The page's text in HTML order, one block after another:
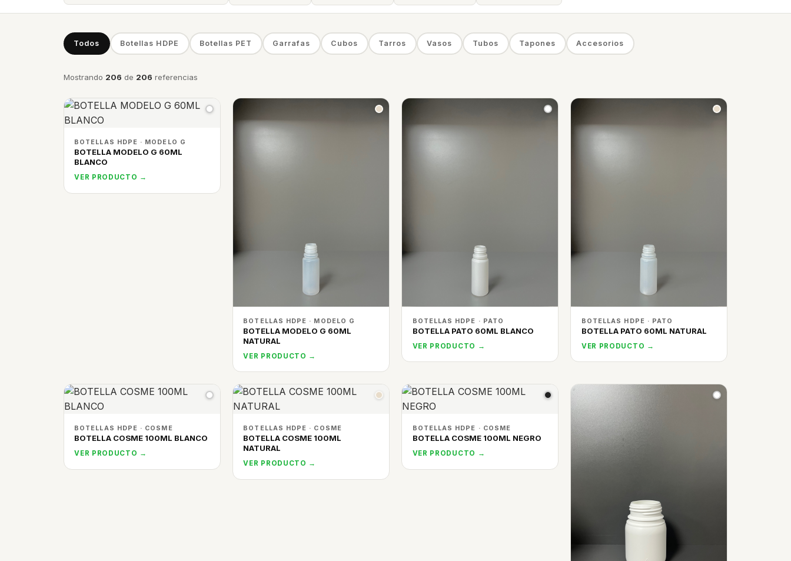
Todos Botellas HDPE Botellas PET Garrafas Cubos Tarros Vasos Tubos Tapones Accesorios
Mostrando 206 de 206 referencias
BOTELLAS HDPE · MODELO G
BOTELLA MODELO G 60ML
BLANCO
VER PRODUCTO →
BOTELLAS HDPE · MODELO G
BOTELLA MODELO G 60ML
NATURAL
VER PRODUCTO →
BOTELLAS HDPE · PATO
BOTELLA PATO 60ML BLANCO
VER PRODUCTO →
BOTELLAS HDPE · PATO
BOTELLA PATO 60ML NATURAL
VER PRODUCTO →
BOTELLAS HDPE · COSME
BOTELLA COSME 100ML BLANCO
VER PRODUCTO →
BOTELLAS HDPE · COSME
BOTELLA COSME 100ML
NATURAL
VER PRODUCTO →
BOTELLAS HDPE · COSME
BOTELLA COSME 100ML NEGRO
VER PRODUCTO →